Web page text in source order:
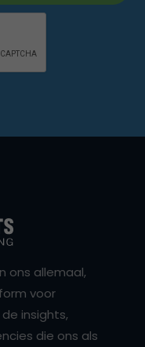
ons allemaal,
voor
insights,
die ons als